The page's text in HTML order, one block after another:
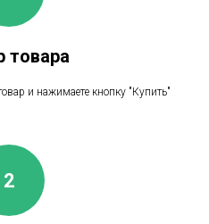
товара
и нажимаете кнопку "Купить"